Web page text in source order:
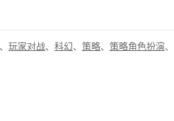
、 玩家对战、 科幻、 策略、 策略角色扮演、